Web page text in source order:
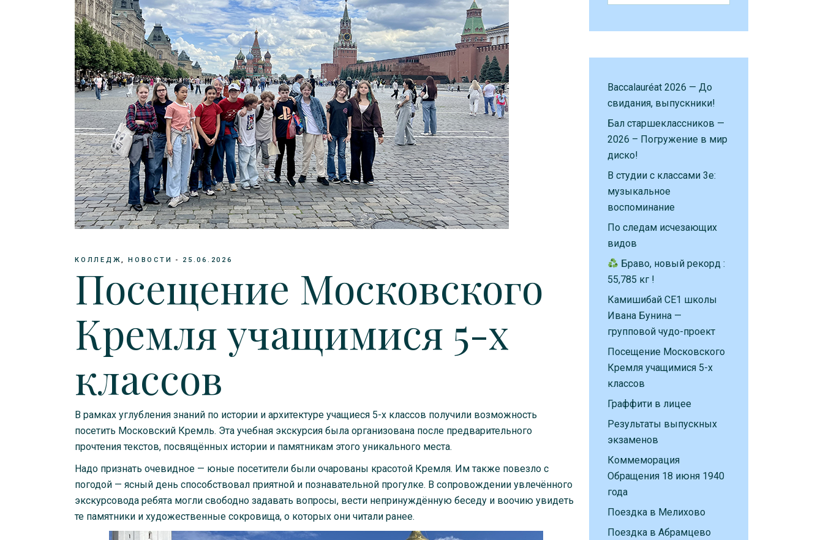
КОЛЛЕДЖ НОВОСТИ 25.06.2026
Посещение Московского
Кремля учащимися 5-х
классов
В рамках углубления знаний по истории и архитектуре учащиеся 5-х классов получили возможность
посетить Московский Кремль. Эта учебная экскурсия была организована после предварительного
прочтения текстов, посвящённых истории и памятникам этого уникального места.
Надо признать очевидное — юные посетители были очарованы красотой Кремля. Им также повезло с
погодой — ясный день способствовал приятной и познавательной прогулке. В сопровождении увлечённого
экскурсовода ребята могли свободно задавать вопросы, вести непринуждённую беседу и воочию увидеть
те памятники и художественные сокровища, о которых они читали ранее.
Baccalauréat 2026 — До
свидания, выпускники!
Бал старшеклассников —
2026 – Погружение в мир
диско!
В студии с классами 3е:
музыкальное
воспоминание
По следам исчезающих
видов
Браво, новый рекорд :
55,785 кг !
Камишибай CE1 школы
Ивана Бунина —
групповой чудо-проект
Посещение Московского
Кремля учащимися 5-х
классов
Граффити в лицее
Результаты выпускных
экзаменов
Коммеморация
Обращения 18 июня 1940
года
Поездка в Мелихово
Поездка в Абрамцево